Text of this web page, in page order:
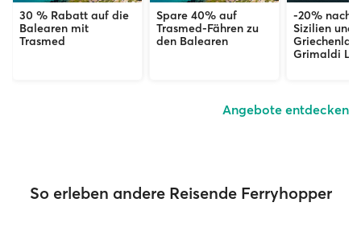
30 % Rabatt auf die
Balearen mit
Trasmed
Spare 40% auf
Trasmed-Fähren zu
den Balearen
-20% nach
Sizilien und
Grimaldi
Angebote entdecken
So erleben andere Reisende Ferryhopper